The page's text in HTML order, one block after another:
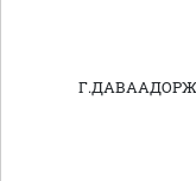
Г.ДАВААДОРЖ